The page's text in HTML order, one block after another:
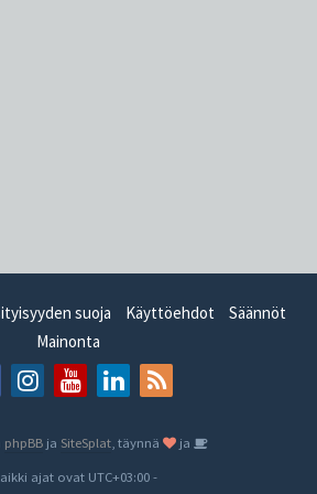
suoja Käyttöehdot
Säännöt
Mainonta
phpBB ja SiteSplat , täynnä
ja
ajat ovat UTC+03:00-